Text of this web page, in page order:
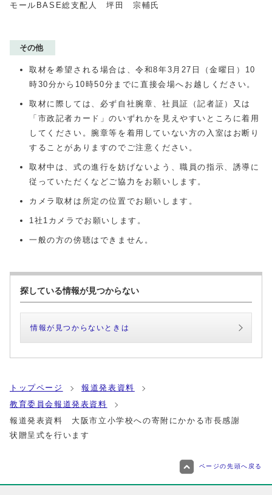
モールBASE総支配人 坪田 宗輔氏
その他
取材を希望される場合は、令和8年3月27日（金曜日）10
時30分から10時50分までに直接会場へお越しください。
取材に際しては、必ず自社腕章、社員証（記者証）又は
「市政記者カード」のいずれかを見えやすいところに着用
してください。腕章等を着用していない方の入室はお断り
することがありますのでご注意ください。
取材中は、式の進行を妨げないよう、職員の指示、誘導に
従っていただくなどご協力をお願いします。
カメラ取材は所定の位置でお願いします。
1社1カメラでお願いします。
一般の方の傍聴はできません。
探している情報が見つからない
情報が見つからないときは
トップページ
報道発表資料
教育委員会報道発表資料
報道発表資料 大阪市立小学校への寄附にかかる市長感謝
状贈呈式を行います
ページの先頭へ戻る